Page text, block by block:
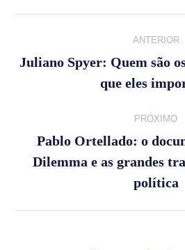
de
ANTERIOR
Juliano Spyer: Quem são
que eles
PRÓXIMO
post:
Pablo Ortellado: o
Dilemma e as grandes
política